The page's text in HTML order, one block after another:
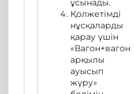
ұсынады.
Қолжетімді
нұсқаларды
қарау үшін
«Вагон+вагон
арқылы
ауысып
жүру»